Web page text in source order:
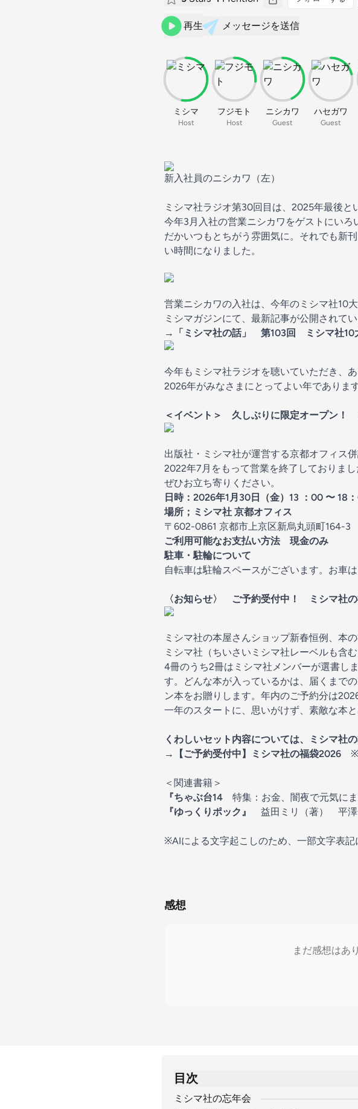
再生 メッセージを送信
ミシマ
Host
フジモト
Host
ニシカワ
Guest
ハセガワ
Guest
新入社員のニシカワ（左）
ミシマ社ラジオ第30回目は、2025年最後と
今年3月入社の営業ニシカワをゲストにい
だかいつもとちがう雰囲気に。それでも新刊
い時間になりました。
営業ニシカワの入社は、今年のミシマ社10
ミシマガジンにて、最新記事が公開されて
→
「ミシマ社の話」 第103回 ミシマ社10
今年もミシマ社ラジオを聴いていただき、あ
2026年がみなさまにとってよい年でありま
＜イベント＞ 久しぶりに限定オープン！
出版社・ミシマ社が運営する京都オフィス
2022年7月をもって営業を終了しておりま
ぜひお立ち寄りください。
日時：2026年1月30日（金）13 ：00 〜 18
場所；ミシマ社 京都オフィス
〒602-0861 京都市上京区新烏丸頭町164-3
ご利用可能なお支払い方法 現金のみ
駐車・駐輪について
自転車は駐輪スペースがございます。お車
〈お知らせ〉 ご予約受付中！ ミシマ社
ミシマ社の本屋さんショップ新春恒例、本の
ミシマ社（ちいさいミシマ社レーベルも含
4冊のうち2冊はミシマ社メンバーが選書し
す。どんな本が入っているかは、届くまで
ン本をお贈りします。年内のご予約分は
一年のスタートに、思いがけず、素敵な本
くわしいセット内容については、ミシマ社
→
【ご予約受付中】ミシマ社の福袋2026 ※
＜関連書籍＞
『ちゃぶ台14 特集：お金、闇夜で元気に
『ゆっくりポック』
益田ミリ（著） 平澤
※AIによる文字起こしのため、一部文字表
感想
まだ感想はあ
目次
ミシマ社の忘年会